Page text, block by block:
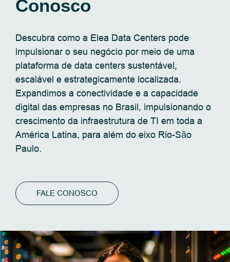
Conosco
Descubra como a Elea Data Centers pode
impulsionar o seu negócio por meio de uma
plataforma de data centers sustentável,
escalável e estrategicamente localizada.
Expandimos a conectividade e a capacidade
digital das empresas no Brasil, impulsionando o
crescimento da infraestrutura de TI em toda a
América Latina, para além do eixo Rio-São
Paulo.
FALE CONOSCO